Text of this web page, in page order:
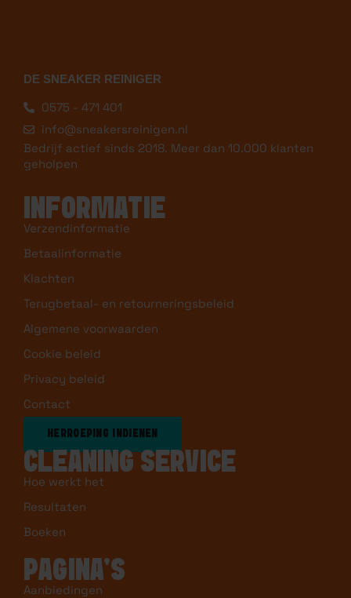
DE SNEAKER REINIGER
0575 - 471 401
info@sneakersreinigen.nl
Bedrijf actief sinds 2018. Meer dan 10.000 klanten
geholpen
INFORMATIE
Verzendinformatie
Betaalinformatie
Klachten
Terugbetaal- en retourneringsbeleid
Algemene voorwaarden
Cookie beleid
Privacy beleid
Contact
HERROEPING INDIENEN
CLEANING SERVICE
Hoe werkt het
Resultaten
Boeken
PAGINA’S
Aanbiedingen